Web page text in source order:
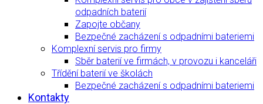
odpadních baterií
Zapojte občany
Bezpečné zacházení s odpadními bateriemi
Komplexní servis pro firmy
Sběr baterií ve firmách, v provozu i kanceláři
Třídění baterií ve školách
Bezpečné zacházení s odpadními bateriemi
Kontakty